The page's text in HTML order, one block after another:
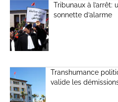
Tribunaux à l’arrêt:
sonnette d’alarme
Transhumance
valide les